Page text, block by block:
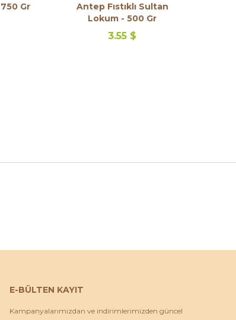
Gr
Antep Fıstıklı Sultan
Lokum - 500 Gr
3.55 $
E-BÜLTEN KAYIT
Kampanyalarımızdan ve indirimlerimizden güncel